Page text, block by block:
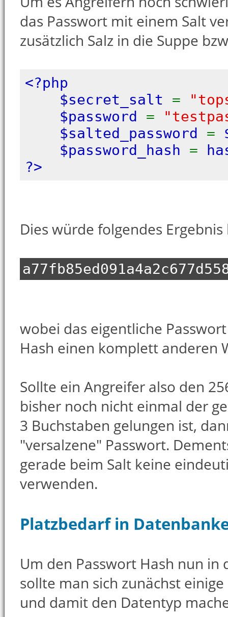
das Passwort mit einem Salt
zusätzlich Salz in die Suppe
<?php
$secret_salt =
$password =
$salted_password =
$password_hash =
?>
Dies würde folgendes
wobei das eigentliche
Hash einen komplett anderen
Sollte ein Angreifer also den
bisher noch nicht einmal der
3 Buchstaben gelungen ist,
"versalzene" Passwort.
gerade beim Salt keine
verwenden.
Platzbedarf in
Um den Passwort Hash nun in
sollte man sich zunächst
und damit den Datentyp